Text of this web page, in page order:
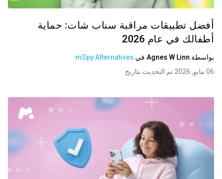
أفضل تطبيقات مراقبة سناب شات: حماية
أطفالك في عام 2026
بواسطة Agnes W Linn في mSpy Alternatives
06 مايو, 2026 تم التحديث بتاريخ